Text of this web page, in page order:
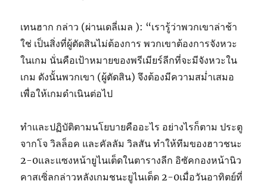
เทนฮาก กล่าว (ผ่านเดลี่เมล ): “เรารู้ว่าพวกเขาล่าช้า
ใช่ เป็นสิ่งที่ผู้ตัดสินไม่ต้องการ พวกเขาต้องการจังหวะ
ในเกม นั่นคือเป้าหมายของพรีเมียร์ลีกที่จะมีจังหวะใน
เกม ดังนั้นพวกเขา (ผู้ตัดสิน) จึงต้องมีความสม่ำเสมอ
เพื่อให้เกมดำเนินต่อไป
ทำและปฏิบัติตามนโยบายคืออะไร อย่างไรก็ตาม ประตู
จากโจ วิลล็อค และคัลลัม วิลสัน ทำให้ทีมของฮาวชนะ
2-0และแซงหน้ายูไนเต็ดในตารางลีก อิซัคกองหน้านิว
คาสเซิ่ลกล่าวหลังเกมชนะยูไนเต็ด 2-0เมื่อวันอาทิตย์ที่